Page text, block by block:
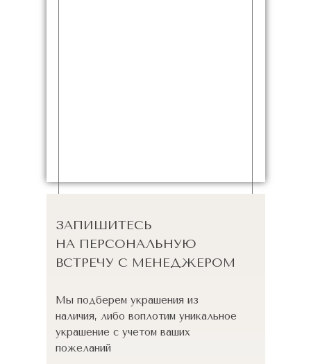
ЗАПИШИТЕСЬ
НА ПЕРСОНАЛЬНУЮ
ВСТРЕЧУ С МЕНЕДЖЕРОМ
Мы подберем украшения из
наличия, либо воплотим уникальное
украшение с учетом ваших
пожеланий